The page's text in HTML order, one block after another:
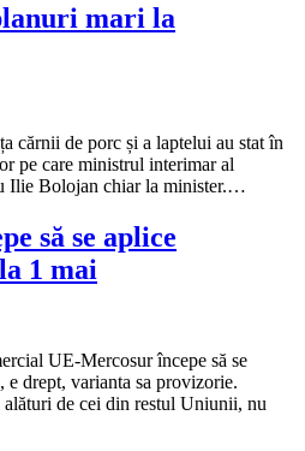
mari la
cărnii de porc și a laptelui au stat în
pe care ministrul interimar al
Ilie Bolojan chiar la minister.…
să se aplice
1 mai
UE-Mercosur începe să se
e drept, varianta sa provizorie.
de cei din restul Uniunii, nu